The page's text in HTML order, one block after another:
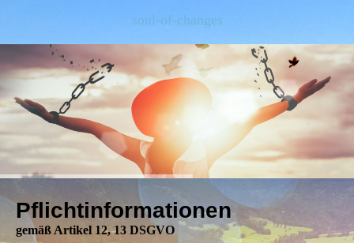
soul-of-changes
Pflichtinformationen
gemäß Artikel 12, 13 DSGVO